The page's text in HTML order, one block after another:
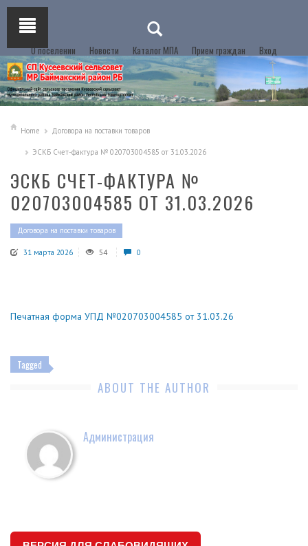
О поселении Новости Каталог МПА Прием граждан Вход
Home Договора на поставки товаров
ЭСКБ Счет-фактура № 020703004585 от 31.03.2026
ЭСКБ СЧЕТ-ФАКТУРА №
020703004585 ОТ 31.03.2026
Договора на поставки товаров
31 марта 2026 54 0
Печатная форма УПД №020703004585 от 31.03.26
Tagged
ABOUT THE AUTHOR
Администрация